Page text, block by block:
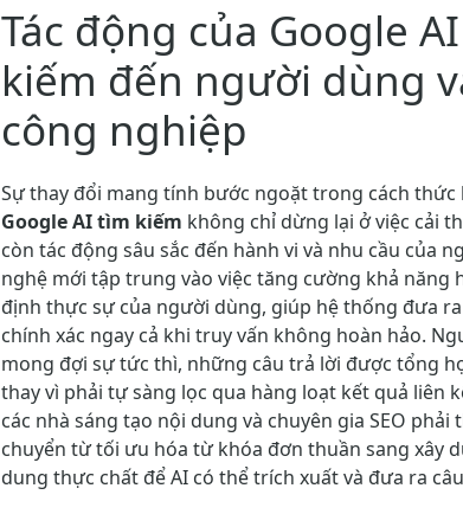
Tác động của Google
kiếm đến người dùng
công nghiệp
Sự thay đổi mang tính bước ngoặt trong cách thức
Google AI tìm kiếm không chỉ dừng lại ở việc cải
còn tác động sâu sắc đến hành vi và nhu cầu của
nghệ mới tập trung vào việc tăng cường khả năng
định thực sự của người dùng, giúp hệ thống đưa
chính xác ngay cả khi truy vấn không hoàn hảo.
mong đợi sự tức thì, những câu trả lời được tổng
thay vì phải tự sàng lọc qua hàng loạt kết quả liên
các nhà sáng tạo nội dung và chuyên gia SEO phải
chuyển từ tối ưu hóa từ khóa đơn thuần sang xây
dung thực chất để AI có thể trích xuất và đưa ra